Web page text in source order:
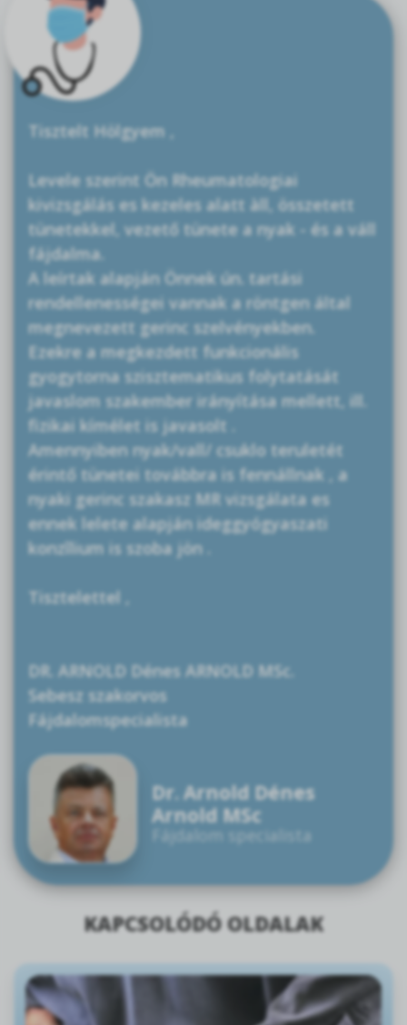
Tisztelt Hölgyem ,
Levele szerint Ön Rheumatologiai
kivizsgálás es kezeles alatt àll, összetett
tünetekkel, vezető tünete a nyak - és a váll
fájdalma.
A leírtak alapján Önnek ún. tartási
rendellenességei vannak a röntgen által
megnevezett gerinc szelvényekben.
Ezekre a megkezdett funkcionális
gyogytorna szisztematikus folytatását
javaslom szakember irányítása mellett, ill.
fizikai kímélet is javasolt .
Amennyiben nyak/vall/ csuklo teruletét
érintő tünetei továbbra is fennállnak , a
nyaki gerinc szakasz MR vizsgálata es
ennek lelete alapján ideggyógyaszati
konzîlium is szoba jön .
Tisztelettel ,
DR. ARNOLD Dénes ARNOLD MSc.
Sebesz szakorvos
Fájdalomspecialista
Dr. Arnold Dénes
Arnold MSc
Fájdalom specialista
KAPCSOLÓDÓ OLDALAK